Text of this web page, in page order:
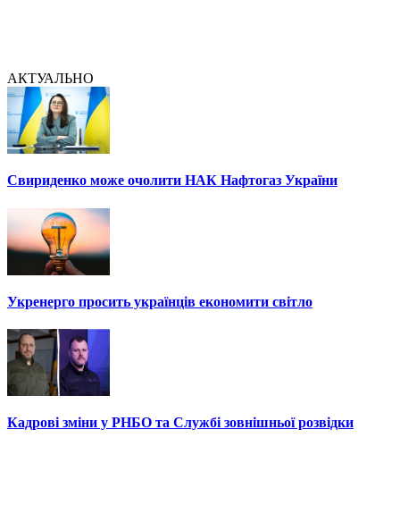
АКТУАЛЬНО
Свириденко може очолити НАК Нафтогаз України
Укренерго просить українців економити світло
Кадрові зміни у РНБО та Службі зовнішньої розвідки